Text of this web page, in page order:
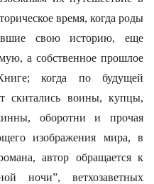
время, когда роды
свою историю, еще
а собственное прошлое
когда по будущей
скитались воины, купцы,
оборотни и прочая
изображения мира, в
автор обращается к
ночи”, ветхозаветных